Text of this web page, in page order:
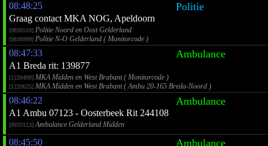
08:48:25 Politie
Graag contact MKA NOG, Apeldoorn
[0830510] Politie Noord en Oost Gelderland
[0830999] Politie N-O Gelderland ( Monitorcode )
08:47:33 Ambulance
A1 Breda rit: 139877
[1220499] MKA Midden en West Brabant ( Monitorcode )
[1220625] MKA Midden en West Brabant ( Ambu 20-165 Breda-Noord )
08:46:22 Ambulance
A1 Ambu 07123 - Oosterbeek Rit 244108
[0920123]Ambulance Gelderland Midden
08:45:50 Ambulance